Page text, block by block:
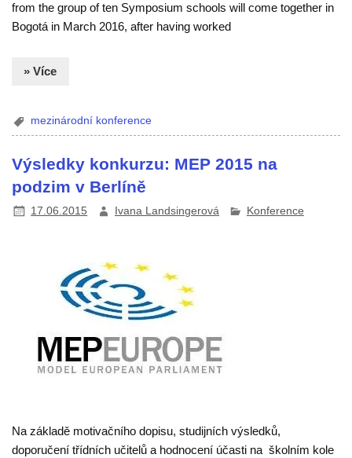
from the group of ten Symposium schools will come together in
Bogotá in March 2016, after having worked
» Více
mezinárodní konference
Výsledky konkurzu: MEP 2015 na
podzim v Berlíně
17.06.2015 Ivana Landsingerová Konference
Na základě motivačního dopisu, studijních výsledků,
doporučení třídních učitelů a hodnocení účasti na školním kole